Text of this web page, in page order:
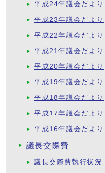
平成24年議会だより
平成23年議会だより
平成22年議会だより
平成21年議会だより
平成20年議会だより
平成19年議会だより
平成18年議会だより
平成17年議会だより
平成16年議会だより
議長交際費
議長交際費執行状況